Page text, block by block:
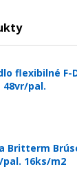
flexibilné F-
48vr/pal.
Britterm
pal. 16ks/m2